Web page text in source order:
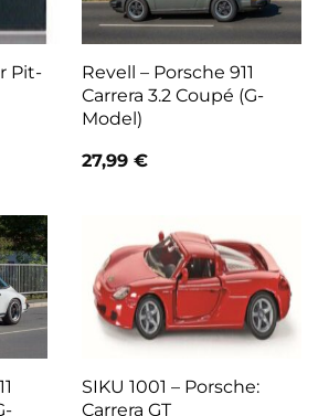
Pit-
Revell – Porsche 911
Carrera 3.2 Coupé (G-
Model)
27,99 €
SIKU 1001 – Porsche:
Carrera GT